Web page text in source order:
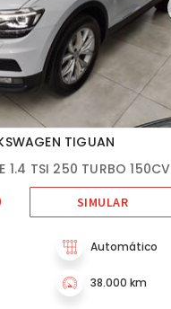
TIGUAN
1.4 TSI 250 TURBO 150CV
SIMULAR
Automático
38.000 km